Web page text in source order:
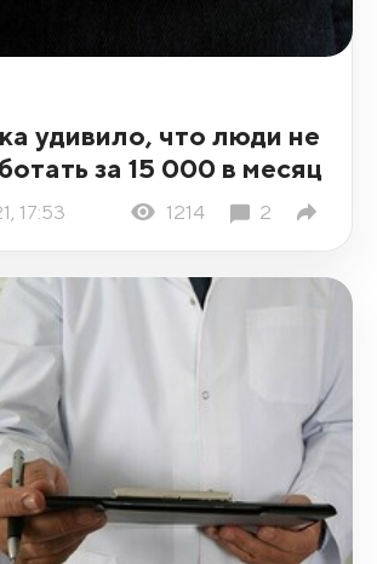
удивило, что люди не
за 15 000 в месяц
17:53 1214 2